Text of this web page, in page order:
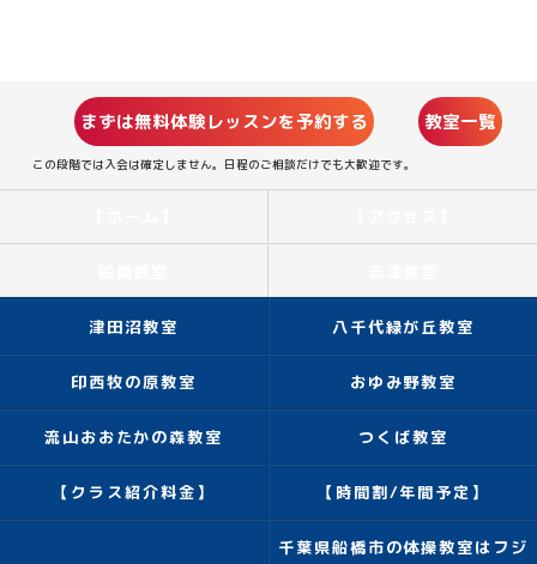
まずは無料体験レッスンを予約する
この段階では入会は確定しません。日程のご相談だけでも大歓迎です。
教室一覧
津田沼教室 八千代緑が丘教室
印西牧の原教室 おゆみ野教室
流山おおたかの森教室 つくば教室
【クラス紹介料金】 【時間割/年間予定】
千葉県船橋市の体操教室はフジ